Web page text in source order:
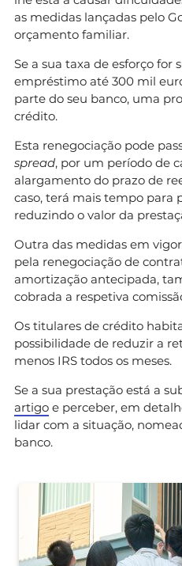
as medidas lançadas pelo
orçamento familiar.
Se a sua taxa de esforço for
empréstimo até 300 mil
parte do seu banco, uma
crédito.
Esta renegociação pode
spread, por um período de
alargamento do prazo de
caso, terá mais tempo para
reduzindo o valor da
Outra das medidas em
pela renegociação de
amortização antecipada,
cobrada a respetiva
Os titulares de crédito
possibilidade de reduzir a
menos IRS todos os meses.
Se a sua prestação está a
artigo e perceber, em
lidar com a situação,
banco.